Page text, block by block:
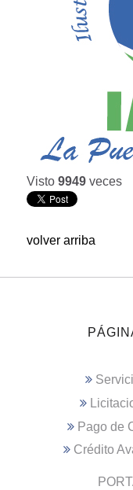
Visto 9949 veces
volver arriba
Pago de
Crédito